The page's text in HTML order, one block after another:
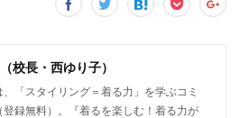
校長・西ゆり子）
「スタイリング＝着る力」を学ぶコミ
登録無料）。『着るを楽しむ！着る力が